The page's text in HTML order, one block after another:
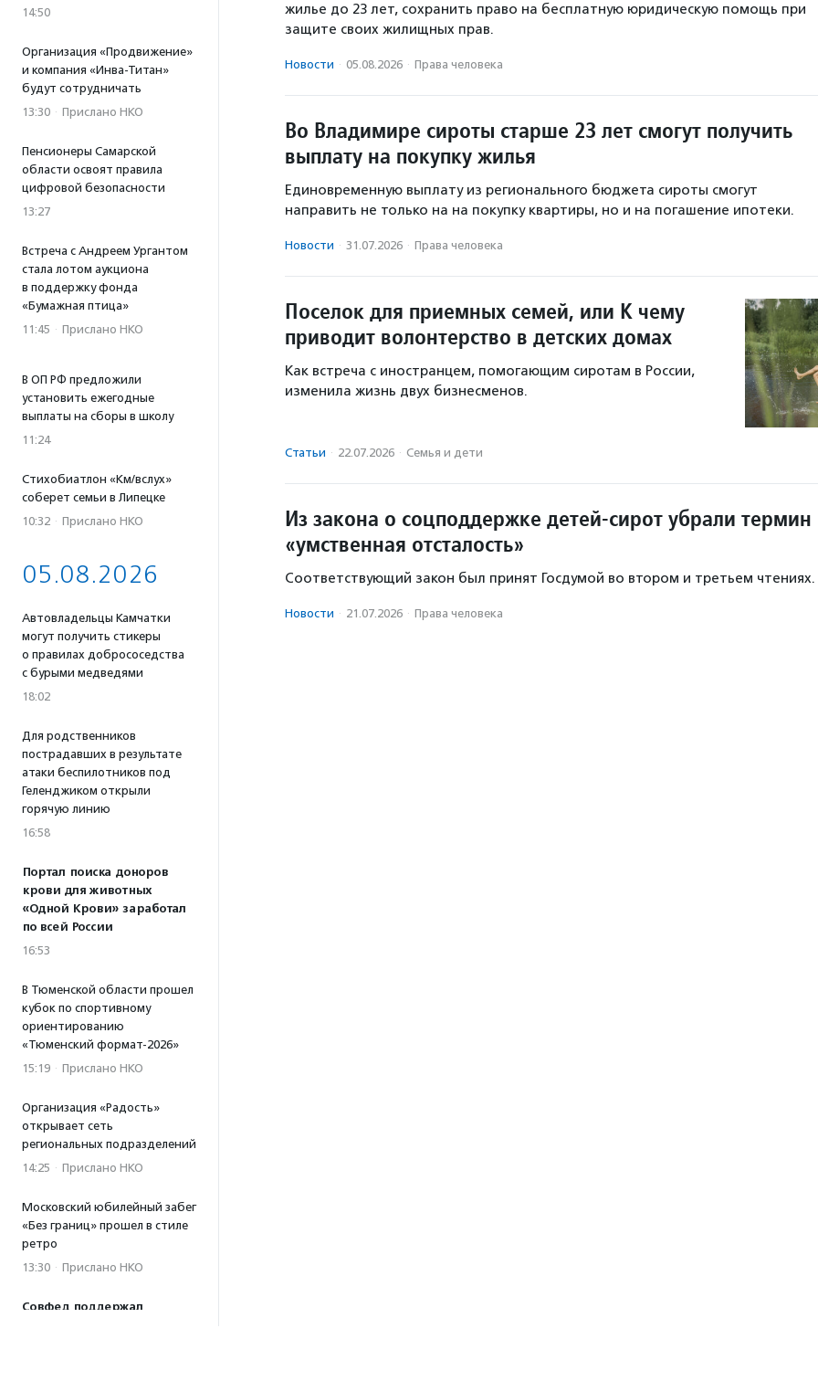
14:50
Организация «Продвижение»
и компания «Инва-Титан»
будут сотрудничать
13:30 · Прислано НКО
Пенсионеры Самарской
области освоят правила
цифровой безопасности
13:27
Встреча с Андреем Ургантом
стала лотом аукциона
в поддержку фонда
«Бумажная птица»
11:45 · Прислано НКО
В ОП РФ предложили
установить ежегодные
выплаты на сборы в школу
11:24
Стихобиатлон «Км/вслух»
соберет семьи в Липецке
10:32 · Прислано НКО
05.08.2026
Автовладельцы Камчатки
могут получить стикеры
о правилах добрососедства
с бурыми медведями
18:02
Для родственников
пострадавших в результате
атаки беспилотников под
Геленджиком открыли
горячую линию
16:58
Портал поиска доноров
крови для животных
«Одной Крови» заработал
по всей России
16:53
В Тюменской области прошел
кубок по спортивному
ориентированию
«Тюменский формат-2026»
15:19 · Прислано НКО
Организация «Радость»
открывает сеть
региональных подразделений
14:25 · Прислано НКО
Московский юбилейный забег
«Без границ» прошел в стиле
ретро
13:30 · Прислано НКО
Совфед поддержал
жилье до 23 лет, сохранить право на бесплатную юридическую помощь при
защите своих жилищных прав.
Новости · 05.08.2026 · Права человека
Во Владимире сироты старше 23 лет смогут получить
выплату на покупку жилья
Единовременную выплату из регионального бюджета сироты смогут
направить не только на на покупку квартиры, но и на погашение ипотеки.
Новости · 31.07.2026 · Права человека
Поселок для приемных семей, или К чему
приводит волонтерство в детских домах
Как встреча с иностранцем, помогающим сиротам в России,
изменила жизнь двух бизнесменов.
Статьи · 22.07.2026 · Семья и дети
Из закона о соцподдержке детей-сирот убрали термин
«умственная отсталость»
Соответствующий закон был принят Госдумой во втором и третьем чтениях.
Новости · 21.07.2026 · Права человека